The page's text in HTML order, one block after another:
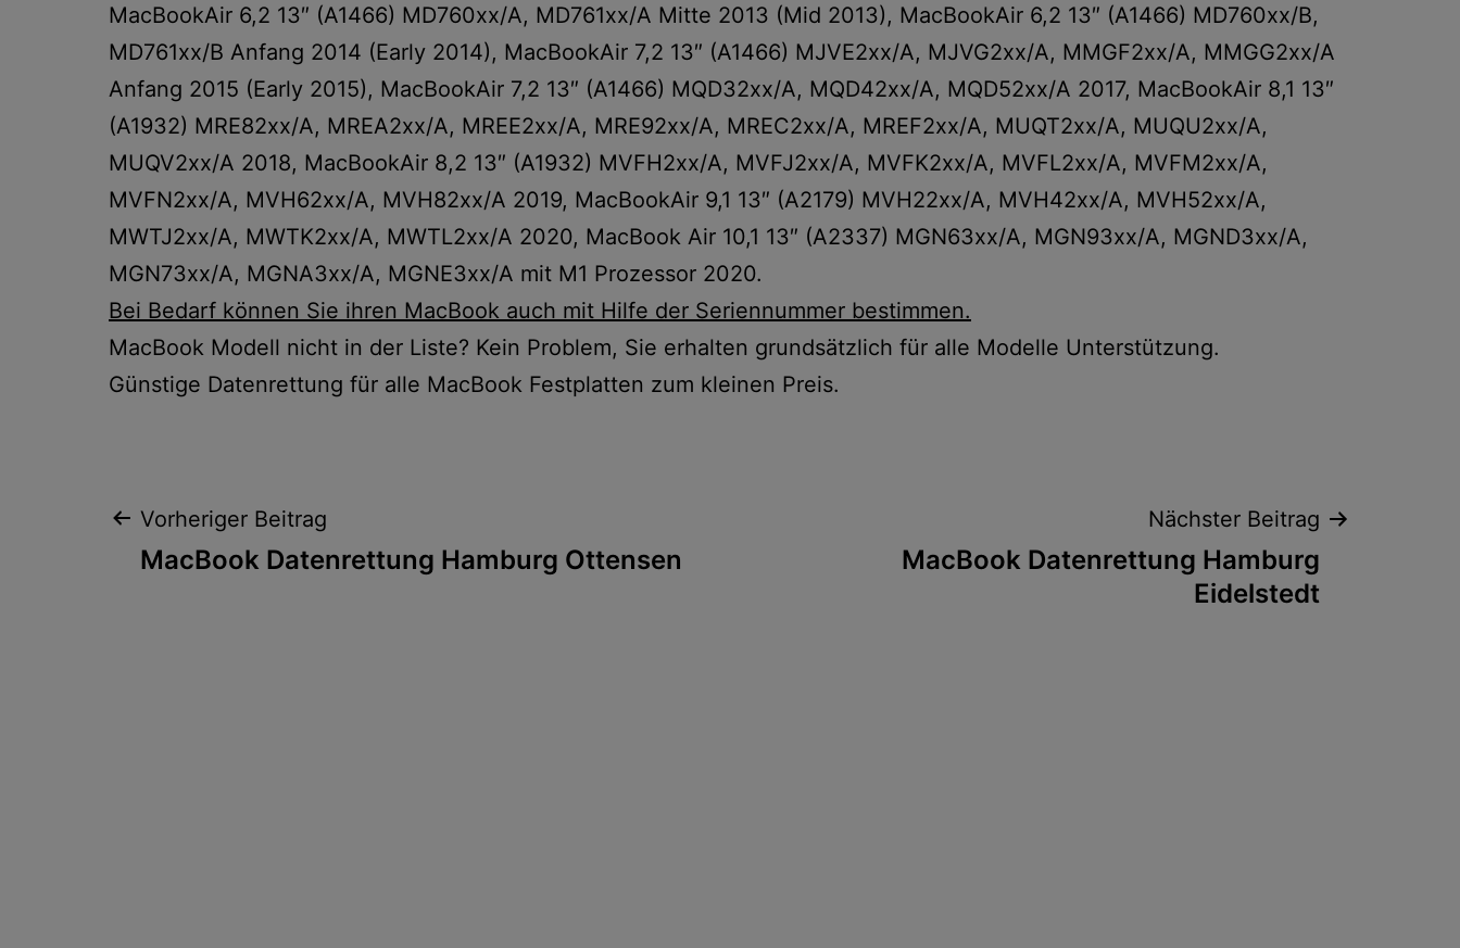
MacBookAir 6,2 13″ (A1466) MD760xx/A, MD761xx/A Mitte 2013 (Mid 2013), MacBookAir 6,2 13″ (A1466) MD760xx/B,
MD761xx/B Anfang 2014 (Early 2014), MacBookAir 7,2 13″ (A1466) MJVE2xx/A, MJVG2xx/A, MMGF2xx/A, MMGG2xx/A
Anfang 2015 (Early 2015), MacBookAir 7,2 13″ (A1466) MQD32xx/A, MQD42xx/A, MQD52xx/A 2017, MacBookAir 8,1 13″
(A1932) MRE82xx/A, MREA2xx/A, MREE2xx/A, MRE92xx/A, MREC2xx/A, MREF2xx/A, MUQT2xx/A, MUQU2xx/A,
MUQV2xx/A 2018, MacBookAir 8,2 13″ (A1932) MVFH2xx/A, MVFJ2xx/A, MVFK2xx/A, MVFL2xx/A, MVFM2xx/A,
MVFN2xx/A, MVH62xx/A, MVH82xx/A 2019, MacBookAir 9,1 13″ (A2179) MVH22xx/A, MVH42xx/A, MVH52xx/A,
MWTJ2xx/A, MWTK2xx/A, MWTL2xx/A 2020, MacBook Air 10,1 13″ (A2337) MGN63xx/A, MGN93xx/A, MGND3xx/A,
MGN73xx/A, MGNA3xx/A, MGNE3xx/A mit M1 Prozessor 2020.
Bei Bedarf können Sie ihren MacBook auch mit Hilfe der Seriennummer bestimmen.
MacBook Modell nicht in der Liste? Kein Problem, Sie erhalten grundsätzlich für alle Modelle Unterstützung.
Günstige Datenrettung für alle MacBook Festplatten zum kleinen Preis.
Beitragsnavigation
Vorheriger Beitrag
MacBook Datenrettung Hamburg Ottensen
Nächster Beitrag
MacBook Datenrettung Hamburg
Eidelstedt